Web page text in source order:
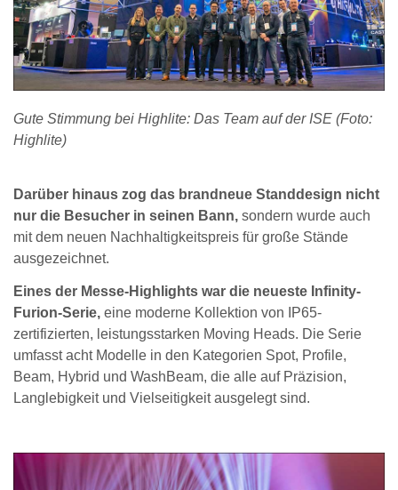
Gute Stimmung bei Highlite: Das Team auf der ISE (Foto:
Highlite)
Darüber hinaus zog das brandneue Standdesign nicht
nur die Besucher in seinen Bann, sondern wurde auch
mit dem neuen Nachhaltigkeitspreis für große Stände
ausgezeichnet.
Eines der Messe-Highlights war die neueste Infinity-
Furion-Serie, eine moderne Kollektion von IP65-
zertifizierten, leistungsstarken Moving Heads. Die Serie
umfasst acht Modelle in den Kategorien Spot, Profile,
Beam, Hybrid und WashBeam, die alle auf Präzision,
Langlebigkeit und Vielseitigkeit ausgelegt sind.